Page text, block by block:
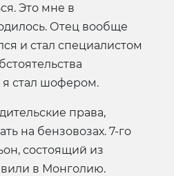
Это мне в
Отец вообще
и стал специалистом
я стал шофером.
права,
на бензовозах. 7-го
состоящий из
в Монголию.